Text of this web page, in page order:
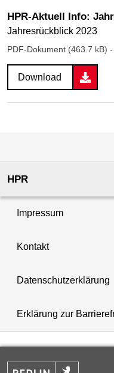
HPR-Aktuell Info:
Jahresrückblick 2023
PDF-Dokument (463.7 kB)
Download
HPR
Impressum
Kontakt
Datenschutzerklärung
Erklärung zur